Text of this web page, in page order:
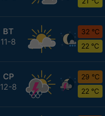
ВТ
11-8
32 °C
22 °C
СР
12-8
29 °C
22 °C